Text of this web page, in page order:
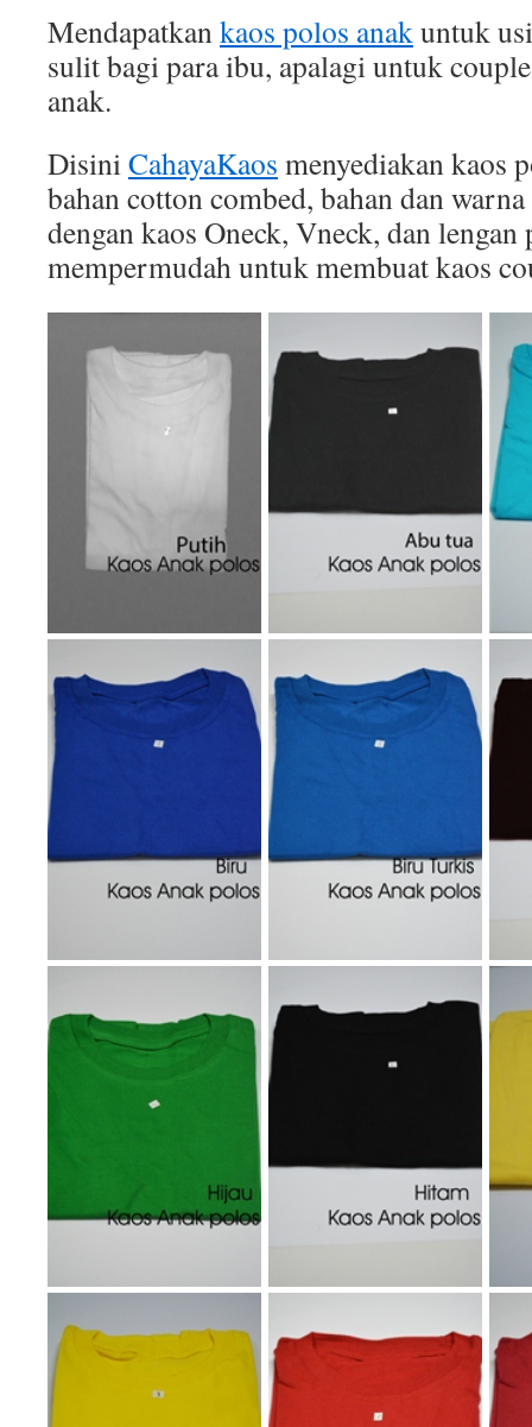
Mendapatkan kaos polos anak untuk
sulit bagi para ibu, apalagi untuk
anak.
Disini CahayaKaos menyediakan kaos
bahan cotton combed, bahan dan
dengan kaos Oneck, Vneck, dan
mempermudah untuk membuat kaos